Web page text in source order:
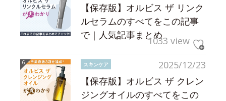
【保存版】オルビス ザ リンク
ルセラムのすべてをこの記事
で｜人気記事まとめ1033 view
2025/12/23
スキンケア
【保存版】オルビス ザ クレン
ジングオイルのすべてをこの